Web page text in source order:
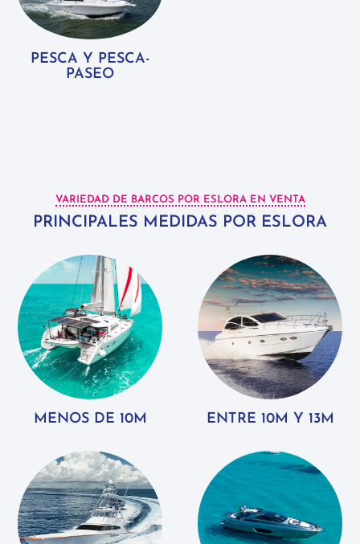
PESCA Y PESCA-
PASEO
VARIEDAD DE BARCOS POR ESLORA EN VENTA
PRINCIPALES MEDIDAS POR ESLORA
MENOS DE 10M ENTRE 10M Y 13M